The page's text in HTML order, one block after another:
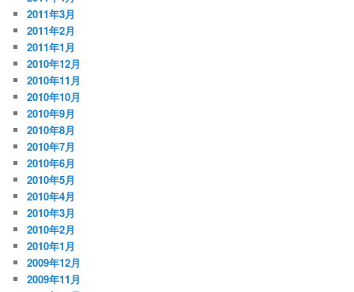
2011年3月
2011年2月
2011年1月
2010年12月
2010年11月
2010年10月
2010年9月
2010年8月
2010年7月
2010年6月
2010年5月
2010年4月
2010年3月
2010年2月
2010年1月
2009年12月
2009年11月